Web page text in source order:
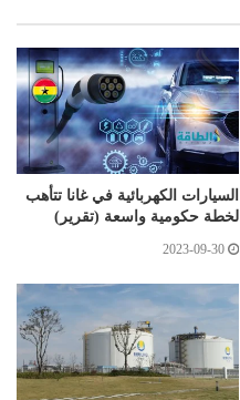
السيارات الكهربائية في غانا تتأهب
لخطة حكومية واسعة (تقرير)
2023-09-30